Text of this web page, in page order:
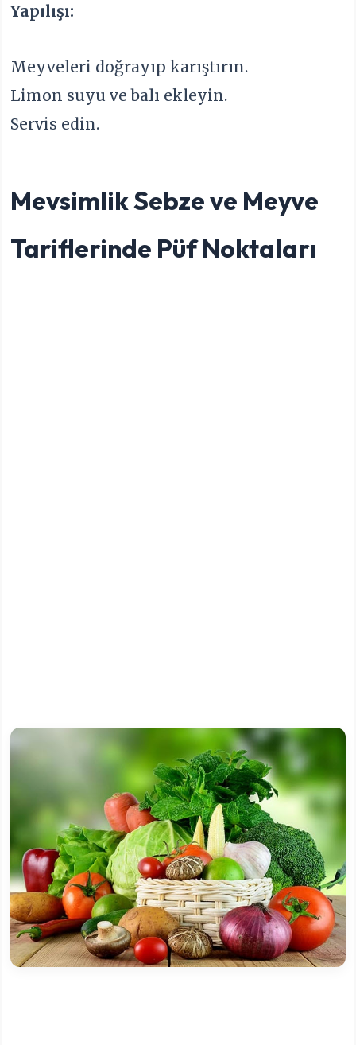
Yapılışı:
Meyveleri doğrayıp karıştırın.
Limon suyu ve balı ekleyin.
Servis edin.
Mevsimlik Sebze ve Meyve
Tariflerinde Püf Noktaları